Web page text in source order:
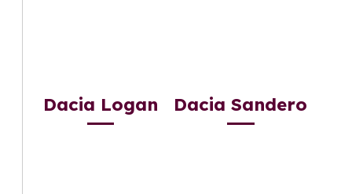
Dacia Logan Dacia Sandero